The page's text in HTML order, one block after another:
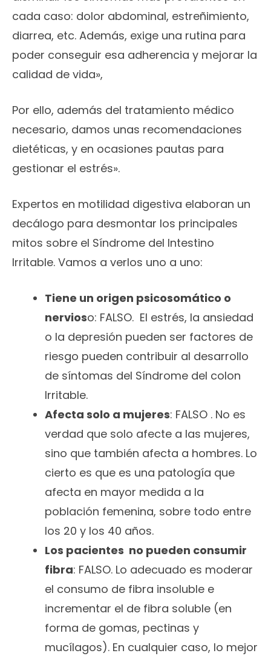
cada caso: dolor abdominal, estreñimiento,
diarrea, etc. Además, exige una rutina para
poder conseguir esa adherencia y mejorar la
calidad de vida»,
Por ello, además del tratamiento médico
necesario, damos unas recomendaciones
dietéticas, y en ocasiones pautas para
gestionar el estrés».
Expertos en motilidad digestiva elaboran un
decálogo para desmontar los principales
mitos sobre el Síndrome del Intestino
Irritable. Vamos a verlos uno a uno:
Tiene un origen psicosomático o
nervioso: FALSO. El estrés, la ansiedad
o la depresión pueden ser factores de
riesgo pueden contribuir al desarrollo
de síntomas del Síndrome del colon
Irritable.
Afecta solo a mujeres: FALSO . No es
verdad que solo afecte a las mujeres,
sino que también afecta a hombres. Lo
cierto es que es una patología que
afecta en mayor medida a la
población femenina, sobre todo entre
los 20 y los 40 años.
Los pacientes no pueden consumir
fibra: FALSO. Lo adecuado es moderar
el consumo de fibra insoluble e
incrementar el de fibra soluble (en
forma de gomas, pectinas y
mucílagos). En cualquier caso, lo mejor